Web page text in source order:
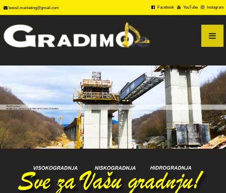
bossil.marketing@gmail.com Facebook YouTube Instagram
PRODAJA
KONTAKT
VIDEO GALERIJA